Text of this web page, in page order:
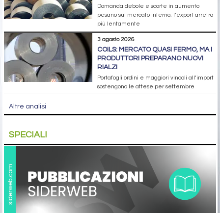
Domanda debole e scorte in aumento
pesano sul mercato interno; l’export arretra
più lentamente
3 agosto 2026
COILS: MERCATO QUASI FERMO, MA I
PRODUTTORI PREPARANO NUOVI
RIALZI
Portafogli ordini e maggiori vincoli all’import
sostengono le attese per settembre
Altre analisi
SPECIALI